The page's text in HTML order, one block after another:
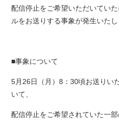
配信停止をご希望いただいてい
ルをお送りする事象が発生いたし
■事象について
5月26日（月）8：30頃お送りい
いて、
配信停止をご希望されていた一